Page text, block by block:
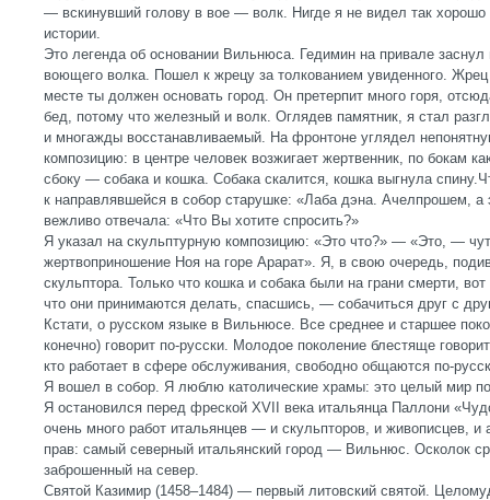
— вскинувший голову в вое — волк. Нигде я не видел так хорошо
истории.
Это легенда об основании Вильнюса. Гедимин на привале
воющего волка. Пошел к жрецу за толкованием увиденного. Жрец
месте ты должен основать город. Он претерпит много горя,
бед, потому что железный и волк. Оглядев памятник, я стал
и многажды восстанавливаемый. На фронтоне углядел
композицию: в центре человек возжигает жертвенник, по бокам
сбоку — собака и кошка. Собака скалится, кошка выгнула
к направлявшейся в собор старушке: «Лаба дэна. Ачелпрошем,
вежливо отвечала: «Что Вы хотите спросить?»
Я указал на скульптурную композицию: «Это что?» — «Это, —
жертвоприношение Ноя на горе Арарат». Я, в свою очередь,
скульптора. Только что кошка и собака были на грани смерти,
что они принимаются делать, спасшись, — собачиться друг с
Кстати, о русском языке в Вильнюсе. Все среднее и старшее
конечно) говорит по-русски. Молодое поколение блестяще
кто работает в сфере обслуживания, свободно общаются по-
Я вошел в собор. Я люблю католические храмы: это целый мир
Я остановился перед фреской XVII века итальянца Паллони
очень много работ итальянцев — и скульпторов, и живописцев, и
прав: самый северный итальянский город — Вильнюс. Осколок
заброшенный на север.
Святой Казимир (1458–1484) — первый литовский святой.